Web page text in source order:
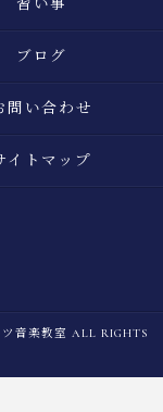
習い事
ブログ
問い合わせ
イトマップ
音楽教室 ALL RIGHTS